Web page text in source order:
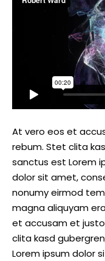
At vero eos et
rebum. Stet clita
sanctus est Lorem
dolor sit amet,
nonumy eirmod
magna aliquyam
et accusam et
clita kasd
Lorem ipsum dolor